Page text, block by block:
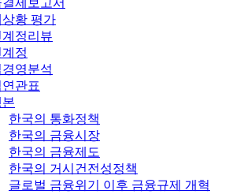
제보고서
상황 평가
계정리뷰
정
영분석
관표
한국의 통화정책
한국의 금융시장
한국의 금융제도
한국의 거시건전성정책
글로벌 금융위기 이후 금융규제 개혁